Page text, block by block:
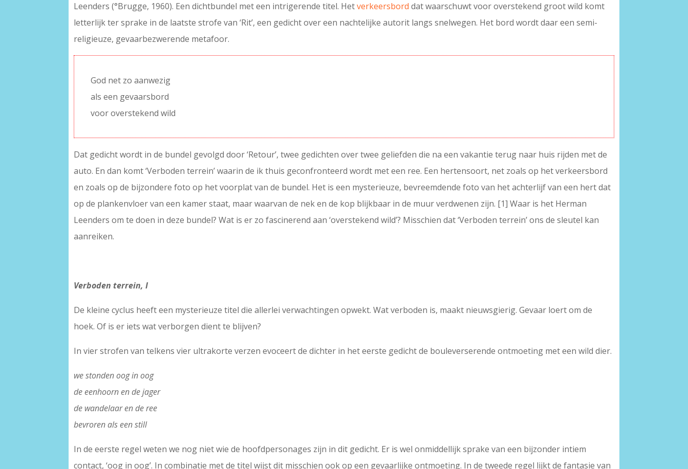
Leenders (°Brugge, 1960). Een dichtbundel met een intrigerende titel. Hetverkeersbord dat waarschuwt voor overstekend groot wild komt
letterlijk ter sprake in de laatste strofe van ‘Rit’, een gedicht over een nachtelijke autorit langs snelwegen. Het bord wordt daar een semi-
religieuze, gevaarbezwerende metafoor.
God net zo aanwezig
als een gevaarsbord
voor overstekend wild
Dat gedicht wordt in de bundel gevolgd door ‘Retour’, twee gedichten over twee geliefden die na een vakantie terug naar huis rijden met de
auto. En dan komt ‘Verboden terrein’ waarin de ik thuis geconfronteerd wordt met een ree. Een hertensoort, net zoals op het verkeersbord
en zoals op de bijzondere foto op het voorplat van de bundel. Het is een mysterieuze, bevreemdende foto van het achterlijf van een hert dat
op de plankenvloer van een kamer staat, maar waarvan de nek en de kop blijkbaar in de muur verdwenen zijn. [1] Waar is het Herman
Leenders om te doen in deze bundel? Wat is er zo fascinerend aan ‘overstekend wild’? Misschien dat ‘Verboden terrein’ ons de sleutel kan
aanreiken.
Verboden terrein, I
De kleine cyclus heeft een mysterieuze titel die allerlei verwachtingen opwekt. Wat verboden is, maakt nieuwsgierig. Gevaar loert om de
hoek. Of is er iets wat verborgen dient te blijven?
In vier strofen van telkens vier ultrakorte verzen evoceert de dichter in het eerste gedicht de bouleverserende ontmoeting met een wild dier.
we stonden oog in oog
de eenhoorn en de jager
de wandelaar en de ree
bevroren als een still
In de eerste regel weten we nog niet wie de hoofdpersonages zijn in dit gedicht. Er is wel onmiddellijk sprake van een bijzonder intiem
contact, ‘oog in oog’. In combinatie met de titel wijst dit misschien ook op een gevaarlijke ontmoeting. In de tweede regel lijkt de fantasie van